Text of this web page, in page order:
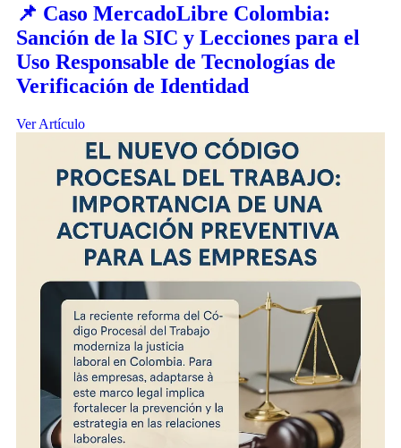
📌 Caso MercadoLibre Colombia:
Sanción de la SIC y Lecciones para el
Uso Responsable de Tecnologías de
Verificación de Identidad
Ver Artículo